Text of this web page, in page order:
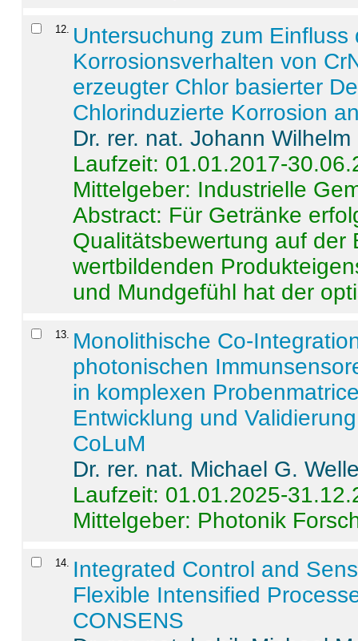
12
Untersuchung zum
Korrosionsverhalten von
erzeugter Chlor basierter
Chlorinduzierte Korrosion
Dr. rer. nat. Johann
Laufzeit: 01.01.2017-
Mittelgeber: Industrielle
Abstract: Für Getränke
Qualitätsbewertung auf der
wertbildenden
und Mundgefühl hat der
13
Monolithische Co-
photonischen
in komplexen
Entwicklung und
CoLuM
Dr. rer. nat. Michael G.
Laufzeit: 01.01.2025-
Mittelgeber: Photonik
14
Integrated Control and
Flexible Intensified
CONSENS